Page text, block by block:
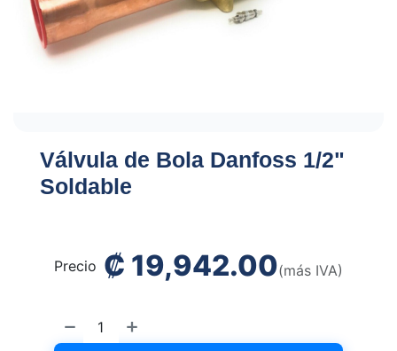
Válvula de Bola Danfoss 1/2"
Soldable
Precio ₡ 19,942.00(más IVA)